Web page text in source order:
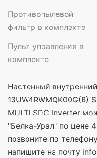
Противопылевой
фильтр в комплекте
Пульт управления в
комплекте
Настенный
13UW4RWMQK00G(B)
MULTI SDC Inverter
"Белка-Урал" по цене
позвоните по
напишите на почту